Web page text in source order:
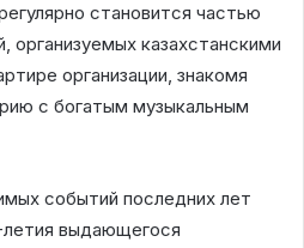
становится частью
организуемых казахстанскими
организации, знакомя
с богатым музыкальным
событий последних лет
летия выдающегося